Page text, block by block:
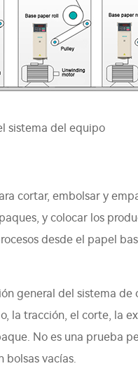
sistema del equipo
cortar, embolsar y
y colocar los
desde el papel
general del sistema
la tracción, el corte, la
No es una prueba
bolsas vacías.